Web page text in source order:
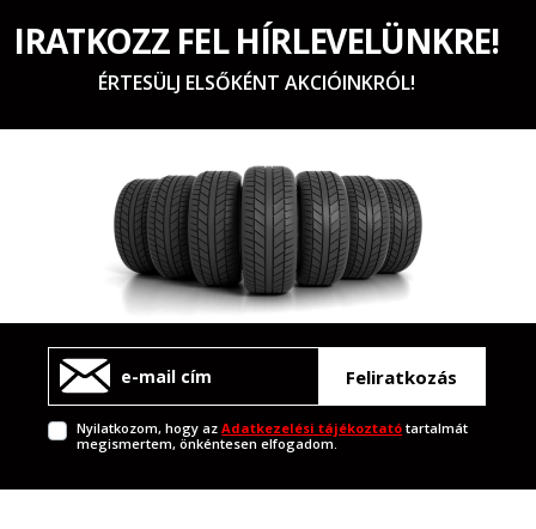
IRATKOZZ FEL HÍRLEVELÜNKRE!
ÉRTESÜLJ ELSŐKÉNT AKCIÓINKRÓL!
Feliratkozás
Nyilatkozom, hogy azAdatkezelési tájékoztató tartalmát
megismertem, önkéntesen elfogadom.